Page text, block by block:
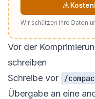
Wir schützen Ihre Daten
Vor der
schreiben
Schreibe vor
/
Übergabe an eine